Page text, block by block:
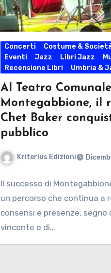
Concerti Costume &
Eventi
Jazz Libri Jazz
Recensione Libri
Umbria &
Al Teatro
Montegabbione, il
Chet Baker
pubblico
Kriterius Edizioni
Il successo di
un percorso che continua a
consensi e presenze, segno
vincente e di…